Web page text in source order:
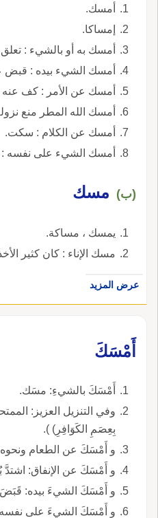
أمسك.
إمساكا.
أمسك به أو بالشيء : تعلق
أمسك الشيء بيده : قبض
أمسك عن الأمر : كف عنه
أمسك الله المطر منع
أمسك عن الكلام : سكت.
أمسك الشيء على نفسه
(ب) مسك
يمسك ، مساكة.
مسك الإناء : كان كثير
عرض المزيد
أَمْسَكَ
أَمْسَكَ بالشيءِ: مسَك.
بِعِصَمِ الكَوَافِرِ) ).
و أَمْسَكَ عن الطعام
و أَمْسَكَ عن الإنفاق: اشتدَّ
و أَمْسَكَ الشيءَ بيده: قَبَضَ
و أَمْسَكَ الشيءَ على